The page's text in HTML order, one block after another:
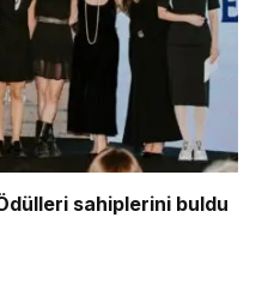
sahiplerini buldu